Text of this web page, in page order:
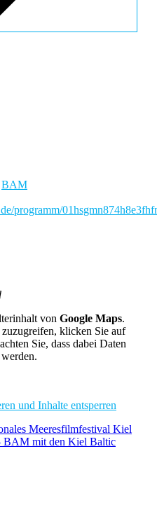
BAM
programm/
von Google Maps.
klicken Sie auf
Sie, dass dabei Daten
und Inhalte entsperren
Meeresfilmfestival Kiel
BAM mit den Kiel Baltic